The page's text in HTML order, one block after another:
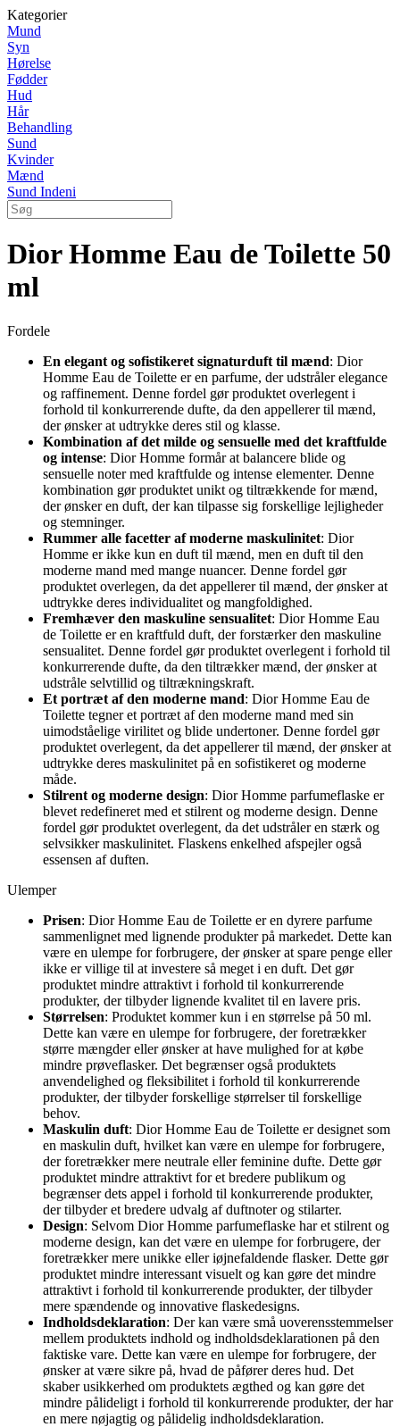
Kategorier
Mund
Syn
Hørelse
Fødder
Hud
Hår
Behandling
Sund
Kvinder
Mænd
Sund Indeni
Dior Homme Eau de Toilette 50
ml
Fordele
En elegant og sofistikeret signaturduft til mænd: Dior
Homme Eau de Toilette er en parfume, der udstråler elegance
og raffinement. Denne fordel gør produktet overlegent i
forhold til konkurrerende dufte, da den appellerer til mænd,
der ønsker at udtrykke deres stil og klasse.
Kombination af det milde og sensuelle med det kraftfulde
og intense: Dior Homme formår at balancere blide og
sensuelle noter med kraftfulde og intense elementer. Denne
kombination gør produktet unikt og tiltrækkende for mænd,
der ønsker en duft, der kan tilpasse sig forskellige lejligheder
og stemninger.
Rummer alle facetter af moderne maskulinitet: Dior
Homme er ikke kun en duft til mænd, men en duft til den
moderne mand med mange nuancer. Denne fordel gør
produktet overlegen, da det appellerer til mænd, der ønsker at
udtrykke deres individualitet og mangfoldighed.
Fremhæver den maskuline sensualitet: Dior Homme Eau
de Toilette er en kraftfuld duft, der forstærker den maskuline
sensualitet. Denne fordel gør produktet overlegent i forhold til
konkurrerende dufte, da den tiltrækker mænd, der ønsker at
udstråle selvtillid og tiltrækningskraft.
Et portræt af den moderne mand: Dior Homme Eau de
Toilette tegner et portræt af den moderne mand med sin
uimodståelige virilitet og blide undertoner. Denne fordel gør
produktet overlegent, da det appellerer til mænd, der ønsker at
udtrykke deres maskulinitet på en sofistikeret og moderne
måde.
Stilrent og moderne design: Dior Homme parfumeflaske er
blevet redefineret med et stilrent og moderne design. Denne
fordel gør produktet overlegent, da det udstråler en stærk og
selvsikker maskulinitet. Flaskens enkelhed afspejler også
essensen af duften.
Ulemper
Prisen: Dior Homme Eau de Toilette er en dyrere parfume
sammenlignet med lignende produkter på markedet. Dette kan
være en ulempe for forbrugere, der ønsker at spare penge eller
ikke er villige til at investere så meget i en duft. Det gør
produktet mindre attraktivt i forhold til konkurrerende
produkter, der tilbyder lignende kvalitet til en lavere pris.
Størrelsen: Produktet kommer kun i en størrelse på 50 ml.
Dette kan være en ulempe for forbrugere, der foretrækker
større mængder eller ønsker at have mulighed for at købe
mindre prøveflasker. Det begrænser også produktets
anvendelighed og fleksibilitet i forhold til konkurrerende
produkter, der tilbyder forskellige størrelser til forskellige
behov.
Maskulin duft: Dior Homme Eau de Toilette er designet som
en maskulin duft, hvilket kan være en ulempe for forbrugere,
der foretrækker mere neutrale eller feminine dufte. Dette gør
produktet mindre attraktivt for et bredere publikum og
begrænser dets appel i forhold til konkurrerende produkter,
der tilbyder et bredere udvalg af duftnoter og stilarter.
Design: Selvom Dior Homme parfumeflaske har et stilrent og
moderne design, kan det være en ulempe for forbrugere, der
foretrækker mere unikke eller iøjnefaldende flasker. Dette gør
produktet mindre interessant visuelt og kan gøre det mindre
attraktivt i forhold til konkurrerende produkter, der tilbyder
mere spændende og innovative flaskedesigns.
Indholdsdeklaration: Der kan være små uoverensstemmelser
mellem produktets indhold og indholdsdeklarationen på den
faktiske vare. Dette kan være en ulempe for forbrugere, der
ønsker at være sikre på, hvad de påfører deres hud. Det
skaber usikkerhed om produktets ægthed og kan gøre det
mindre pålideligt i forhold til konkurrerende produkter, der har
en mere nøjagtig og pålidelig indholdsdeklaration.